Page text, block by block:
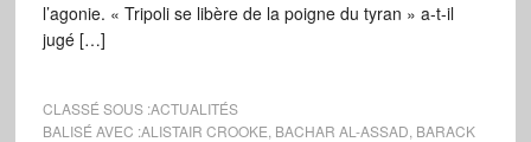
l’agonie. « Tripoli se libère de la poigne du tyran » a-t-il
jugé […]
CLASSÉ SOUS :ACTUALITÉS
BALISÉ AVEC :ALISTAIR CROOKE BACHAR AL-ASSAD BARACK